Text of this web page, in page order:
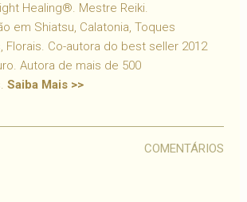
Healing®. Mestre Reiki.
em Shiatsu, Calatonia, Toques
Florais. Co-autora do best seller 2012
Autora de mais de 500
Saiba Mais >>
COMENTÁRIOS